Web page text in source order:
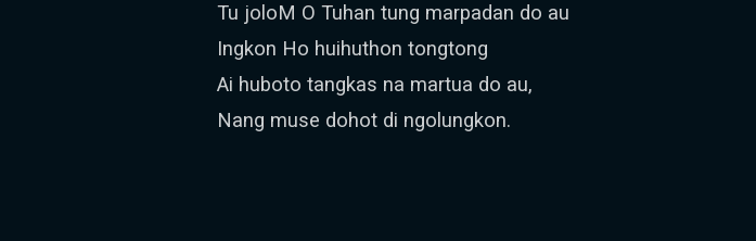
Tu joloM O Tuhan tung marpadan do au
Ingkon Ho huihuthon tongtong
Ai huboto tangkas na martua do au,
Nang muse dohot di ngolungkon.